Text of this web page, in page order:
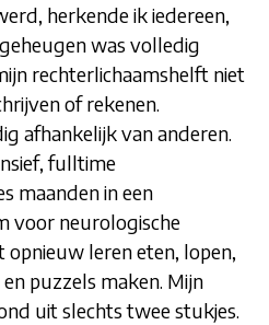
herkende ik iedereen,
was volledig
rechterlichaamshelft niet
of rekenen.
afhankelijk van anderen.
fulltime
maanden in een
voor neurologische
opnieuw leren eten, lopen,
puzzels maken. Mijn
uit slechts twee stukjes.